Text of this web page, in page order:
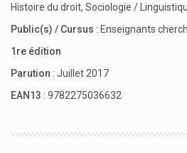
Histoire du droit, Sociologie /
Public(s) / Cursus : Enseignants
1re édition
Parution : Juillet 2017
EAN13 : 9782275036632